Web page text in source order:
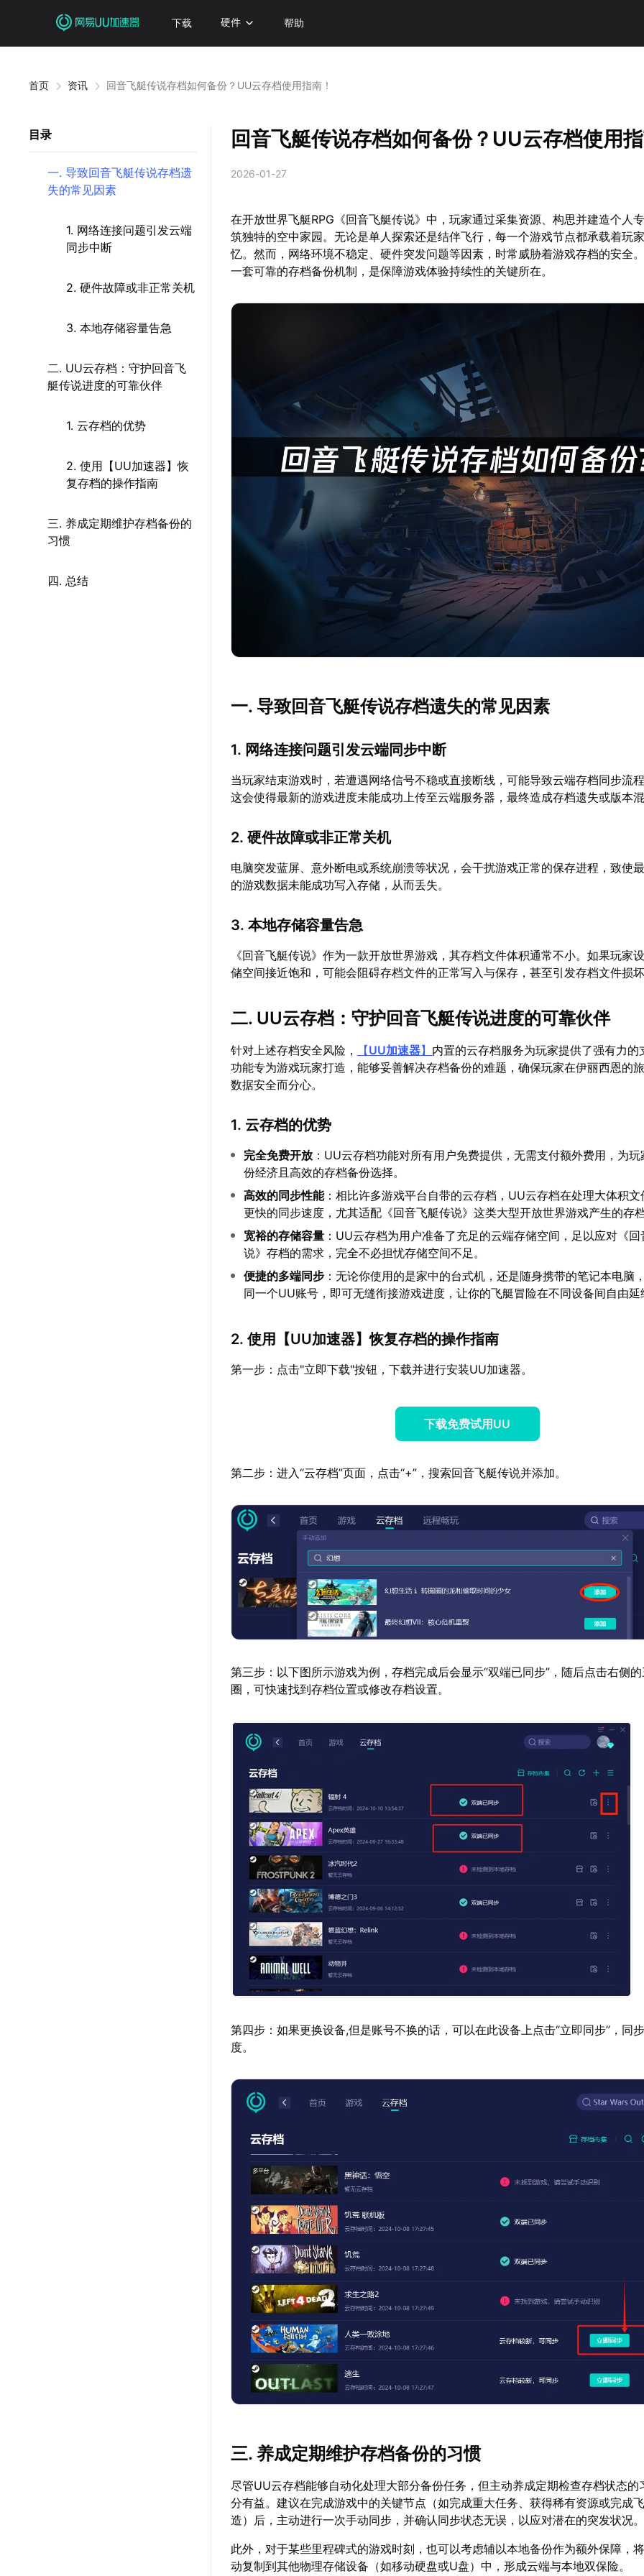
下载 硬件 帮助
首页 资讯 回音飞艇传说存档如何备份？UU云存档使用指南！
目录
一. 导致回音飞艇传说存档遗
失的常见因素
1. 网络连接问题引发云端
同步中断
2. 硬件故障或非正常关机
3. 本地存储容量告急
二. UU云存档：守护回音飞
艇传说进度的可靠伙伴
1. 云存档的优势
2. 使用【UU加速器】恢
复存档的操作指南
三. 养成定期维护存档备份的
习惯
四. 总结
回音飞艇传说存档如何备份？UU云存档使用
2026-01-27
在开放世界飞艇RPG《回音飞艇传说》中，玩家通过采集资源、构思并建造个人
筑独特的空中家园。无论是单人探索还是结伴飞行，每一个游戏节点都承载着玩
忆。然而，网络环境不稳定、硬件突发问题等因素，时常威胁着游戏存档的安全
一套可靠的存档备份机制，是保障游戏体验持续性的关键所在。
一. 导致回音飞艇传说存档遗失的常见因素
1. 网络连接问题引发云端同步中断
当玩家结束游戏时，若遭遇网络信号不稳或直接断线，可能导致云端存档同步流
这会使得最新的游戏进度未能成功上传至云端服务器，最终造成存档遗失或版本
2. 硬件故障或非正常关机
电脑突发蓝屏、意外断电或系统崩溃等状况，会干扰游戏正常的保存进程，致使
的游戏数据未能成功写入存储，从而丢失。
3. 本地存储容量告急
《回音飞艇传说》作为一款开放世界游戏，其存档文件体积通常不小。如果玩家
储空间接近饱和，可能会阻碍存档文件的正常写入与保存，甚至引发存档文件损
二. UU云存档：守护回音飞艇传说进度的可靠伙伴
针对上述存档安全风险， 【UU加速器】 内置的云存档服务为玩家提供了强有力的
功能专为游戏玩家打造，能够妥善解决存档备份的难题，确保玩家在伊丽西恩的
数据安全而分心。
1. 云存档的优势
完全免费开放 ：UU云存档功能对所有用户免费提供，无需支付额外费用，为
份经济且高效的存档备份选择。
高效的同步性能：相比许多游戏平台自带的云存档，UU云存档在处理大体积
更快的同步速度，尤其适配《回音飞艇传说》这类大型开放世界游戏产生的存
宽裕的存储容量 ：UU云存档为用户准备了充足的云端存储空间，足以应对《
说》存档的需求，完全不必担忧存储空间不足。
便捷的多端同步 ：无论你使用的是家中的台式机，还是随身携带的笔记本电脑
同一个UU账号，即可无缝衔接游戏进度，让你的飞艇冒险在不同设备间自由延
2. 使用【UU加速器】恢复存档的操作指南
第一步：点击"立即下载"按钮，下载并进行安装UU加速器。
下载免费试用UU
第二步：进入“云存档”页面，点击“+”，搜索回音飞艇传说并添加。
第三步：以下图所示游戏为例，存档完成后会显示“双端已同步”，随后点击右侧
圈，可快速找到存档位置或修改存档设置。
第四步：如果更换设备,但是账号不换的话，可以在此设备上点击“立即同步”，同
度。
三. 养成定期维护存档备份的习惯
尽管UU云存档能够自动化处理大部分备份任务，但主动养成定期检查存档状态的
分有益。建议在完成游戏中的关键节点（如完成重大任务、获得稀有资源或完成
造）后，主动进行一次手动同步，并确认同步状态无误，以应对潜在的突发状况
此外，对于某些里程碑式的游戏时刻，也可以考虑辅以本地备份作为额外保障，
动复制到其他物理存储设备（如移动硬盘或U盘）中，形成云端与本地双保险。